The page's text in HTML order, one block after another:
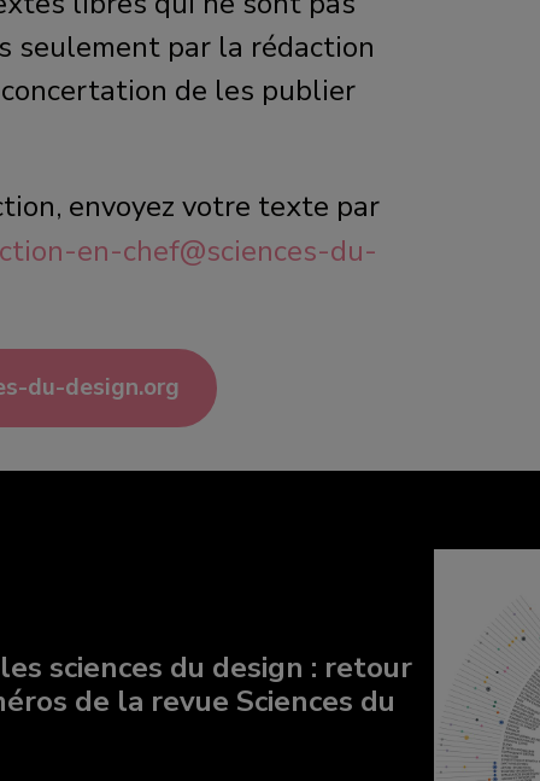
seulement par la rédaction
de les publier
envoyez votre texte par
en-chef@sciences-du-
du-design.org
sciences du design : retour
de la revue Sciences du